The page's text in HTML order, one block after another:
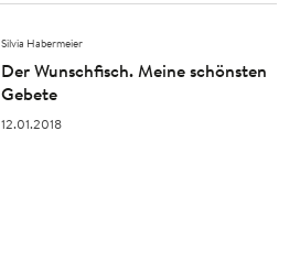
Silvia Habermeier
Der Wunschfisch. Meine schönsten
Gebete
12.01.2018